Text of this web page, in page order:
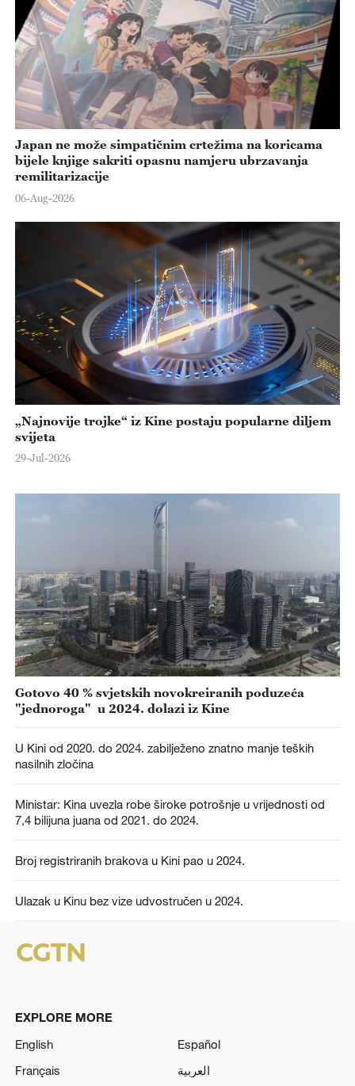
Japan ne može simpatičnim crtežima na koricama
bijele knjige sakriti opasnu namjeru ubrzavanja
remilitarizacije
06-Aug-2026
„Najnovije trojke“ iz Kine postaju popularne diljem
svijeta
29-Jul-2026
Gotovo 40 % svjetskih novokreiranih poduzeća
"jednoroga" u 2024. dolazi iz Kine
U Kini od 2020. do 2024. zabilježeno znatno manje teških
nasilnih zločina
Ministar: Kina uvezla robe široke potrošnje u vrijednosti od
7,4 bilijuna juana od 2021. do 2024.
Broj registriranih brakova u Kini pao u 2024.
Ulazak u Kinu bez vize udvostručen u 2024.
EXPLORE MORE
English
Español
Français
العربية